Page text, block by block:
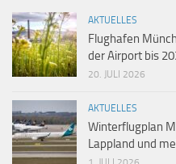
AKTUELLES
Flughafen
der Airport bis
20. JULI 2026
AKTUELLES
Winterflugplan
Lappland und